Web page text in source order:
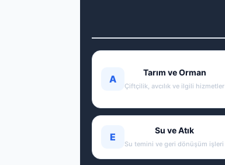
A
Tarım ve Orman
Çiftçilik, avcılık ve ilgili hizmetler
E
Su ve Atık
Su temini ve geri dönüşüm işleri